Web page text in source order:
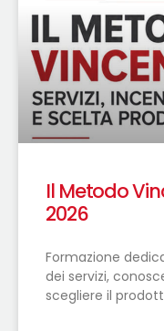
Il Metodo
2026
Formazione
dei servizi,
scegliere il